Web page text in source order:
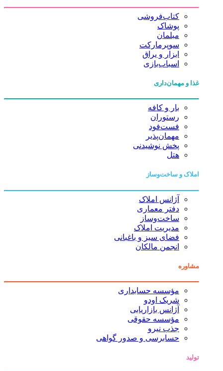
کتاب‌فروشی
پوشاک
مبلمان
سوپرمارکت
ابزار و یراق
اسباب‌بازی
غذا و مهمان‌داری
بار و کافه
رستوران
فست‌فود
مهمان‌پذیر
پخش نوشیدنی
هتل
املاک و ساخت‌وساز
آژانس املاک
دفتر معماری
ساخت‌وساز
مدیریت املاک
فضای سبز و باغبانی
انجمن مالکان
مشاوره
مؤسسه حسابداری
شریک اودو
آژانس بازاریابی
مؤسسه حقوقی
جذب نیرو
حسابرسی و صدور گواهی
تولید